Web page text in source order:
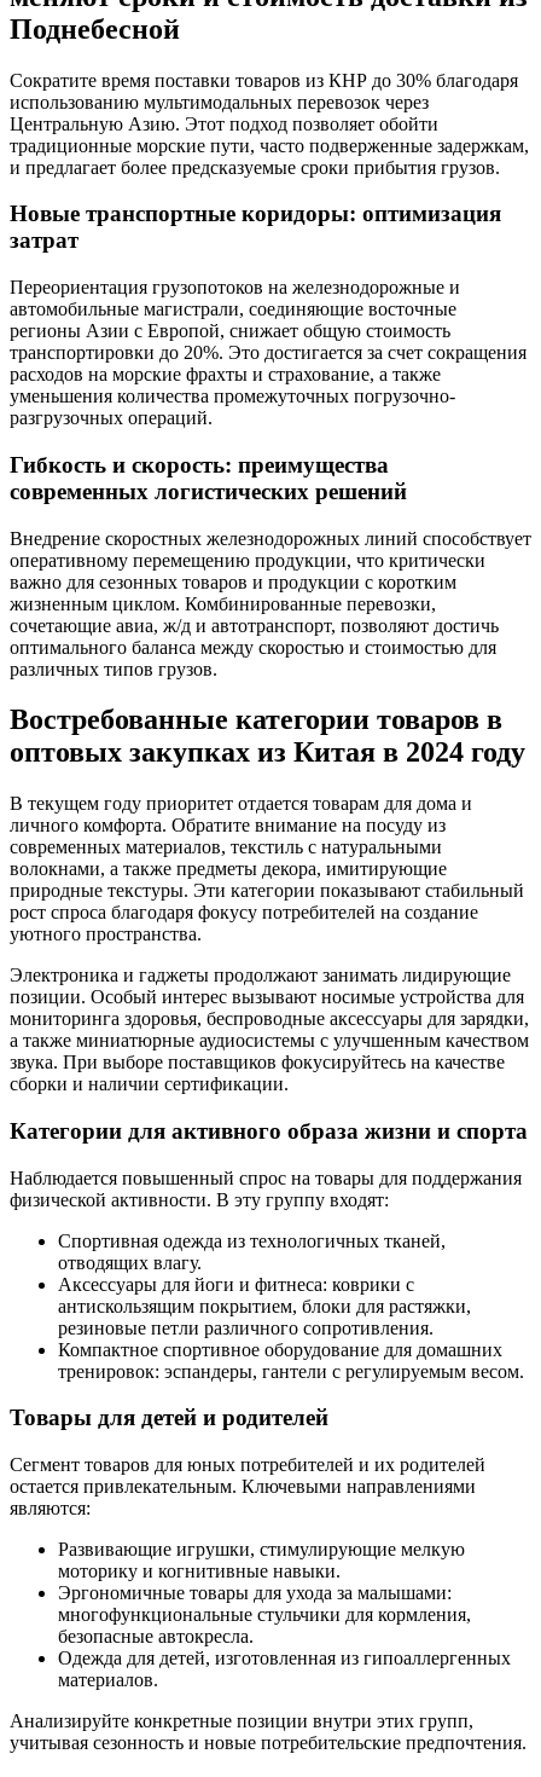
Поднебесной
Сократите время поставки товаров из КНР до 30% благодаря
использованию мультимодальных перевозок через
Центральную Азию. Этот подход позволяет обойти
традиционные морские пути, часто подверженные задержкам,
и предлагает более предсказуемые сроки прибытия грузов.
Новые транспортные коридоры: оптимизация
затрат
Переориентация грузопотоков на железнодорожные и
автомобильные магистрали, соединяющие восточные
регионы Азии с Европой, снижает общую стоимость
транспортировки до 20%. Это достигается за счет сокращения
расходов на морские фрахты и страхование, а также
уменьшения количества промежуточных погрузочно-
разгрузочных операций.
Гибкость и скорость: преимущества
современных логистических решений
Внедрение скоростных железнодорожных линий способствует
оперативному перемещению продукции, что критически
важно для сезонных товаров и продукции с коротким
жизненным циклом. Комбинированные перевозки,
сочетающие авиа, ж/д и автотранспорт, позволяют достичь
оптимального баланса между скоростью и стоимостью для
различных типов грузов.
Востребованные категории товаров в
оптовых закупках из Китая в 2024 году
В текущем году приоритет отдается товарам для дома и
личного комфорта. Обратите внимание на посуду из
современных материалов, текстиль с натуральными
волокнами, а также предметы декора, имитирующие
природные текстуры. Эти категории показывают стабильный
рост спроса благодаря фокусу потребителей на создание
уютного пространства.
Электроника и гаджеты продолжают занимать лидирующие
позиции. Особый интерес вызывают носимые устройства для
мониторинга здоровья, беспроводные аксессуары для зарядки,
а также миниатюрные аудиосистемы с улучшенным качеством
звука. При выборе поставщиков фокусируйтесь на качестве
сборки и наличии сертификации.
Категории для активного образа жизни и спорта
Наблюдается повышенный спрос на товары для поддержания
физической активности. В эту группу входят:
Спортивная одежда из технологичных тканей,
отводящих влагу.
Аксессуары для йоги и фитнеса: коврики с
антискользящим покрытием, блоки для растяжки,
резиновые петли различного сопротивления.
Компактное спортивное оборудование для домашних
тренировок: эспандеры, гантели с регулируемым весом.
Товары для детей и родителей
Сегмент товаров для юных потребителей и их родителей
остается привлекательным. Ключевыми направлениями
являются:
Развивающие игрушки, стимулирующие мелкую
моторику и когнитивные навыки.
Эргономичные товары для ухода за малышами:
многофункциональные стульчики для кормления,
безопасные автокресла.
Одежда для детей, изготовленная из гипоаллергенных
материалов.
Анализируйте конкретные позиции внутри этих групп,
учитывая сезонность и новые потребительские предпочтения.